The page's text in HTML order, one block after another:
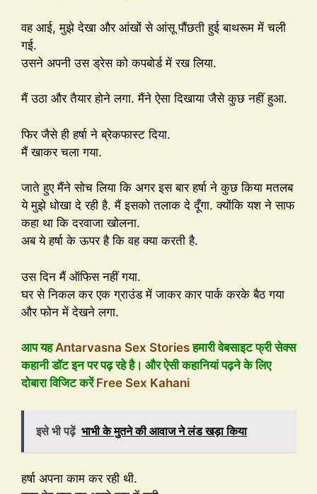
वह आई, मुझे देखा और आंखों से आंसू पौंछती हुई बाथरूम में चली
गई.
उसने अपनी उस ड्रेस को कपबोर्ड में रख लिया.
मैं उठा और तैयार होने लगा. मैंने ऐसा दिखाया जैसे कुछ नहीं हुआ.
फिर जैसे ही हर्षा ने ब्रेकफास्ट दिया.
मैं खाकर चला गया.
जाते हुए मैंने सोच लिया कि अगर इस बार हर्षा ने कुछ किया मतलब
ये मुझे धोखा दे रही है. मैं इसको तलाक दे दूँगा. क्योंकि यश ने साफ
कहा था कि दरवाजा खोलना.
अब ये हर्षा के ऊपर है कि वह क्या करती है.
उस दिन मैं ऑफिस नहीं गया.
घर से निकल कर एक ग्राउंड में जाकर कार पार्क करके बैठ गया
और फोन में देखने लगा.
आप यहAntarvasna Sex Storiesहमारी वेबसाइट फ्री सेक्स
कहानी डॉट इन पर पढ़ रहे है। और ऐसी कहानियां पढ़ने के लिए
दोबारा विजिट करेंFree Sex Kahani
इसे भी पढ़ें भाभी के मुतने की आवाज ने लंड खड़ा किया
हर्षा अपना काम कर रही थी.